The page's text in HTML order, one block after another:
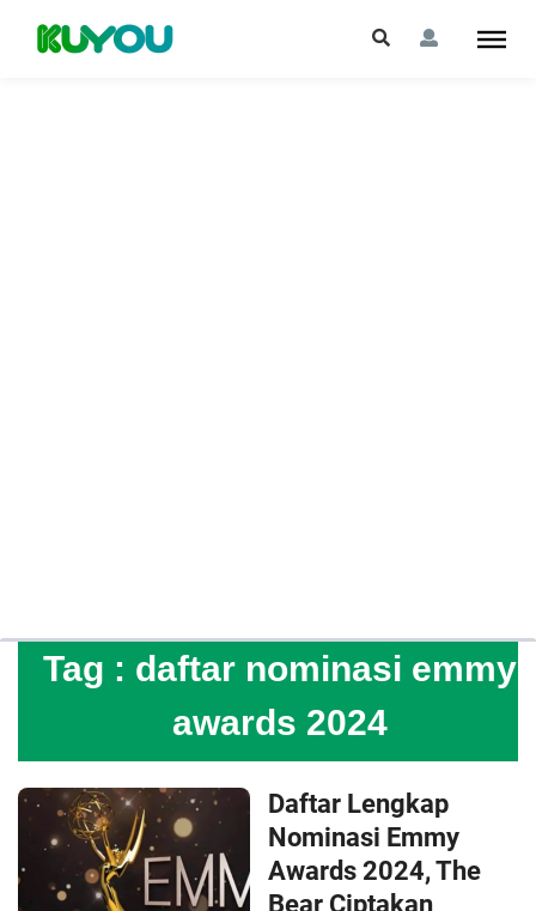
Tag : daftar nominasi emmy
awards 2024
Daftar Lengkap
Nominasi Emmy
Awards 2024, The
Bear Ciptakan